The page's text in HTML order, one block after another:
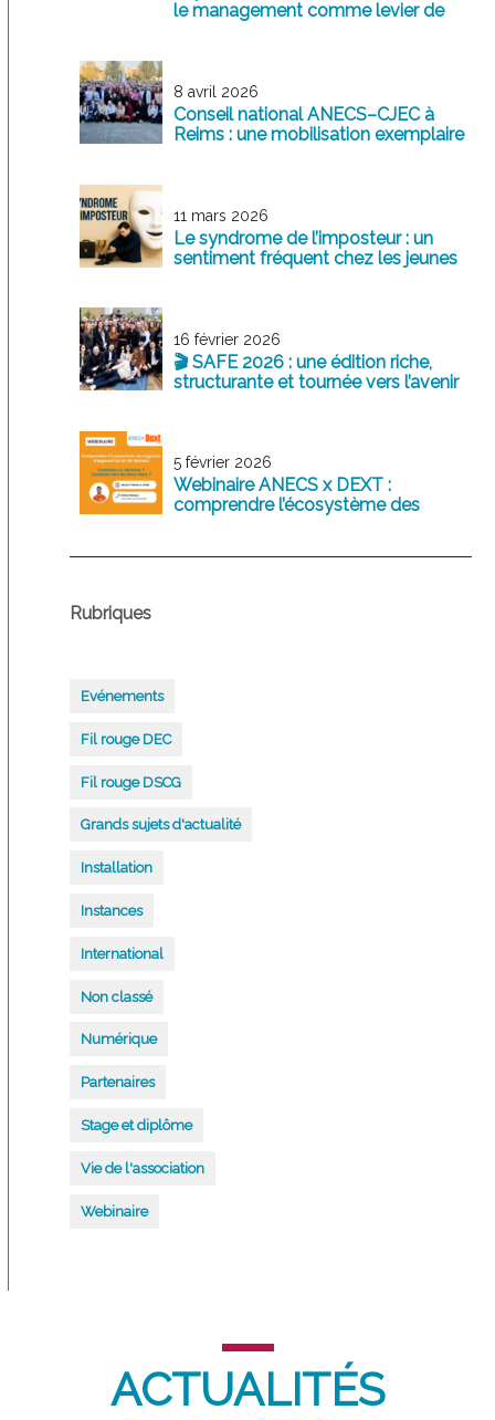
le management comme levier de
8 avril 2026
Conseil national ANECS–CJEC à
Reims : une mobilisation exemplaire
11 mars 2026
Le syndrome de l’imposteur : un
sentiment fréquent chez les jeunes
16 février 2026
🎬 SAFE 2026 : une édition riche,
structurante et tournée vers l’avenir
5 février 2026
Webinaire ANECS x DEXT :
comprendre l’écosystème des
Rubriques
Evénements
Fil rouge DEC
Fil rouge DSCG
Grands sujets d'actualité
Installation
Instances
International
Non classé
Numérique
Partenaires
Stage et diplôme
Vie de l'association
Webinaire
ACTUALITÉS